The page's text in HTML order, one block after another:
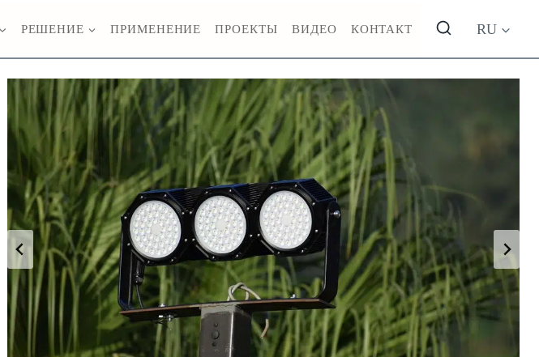
РЕШЕНИЕ ПРИМЕНЕНИЕ ПРОЕКТЫ ВИДЕО КОНТАКТ RU